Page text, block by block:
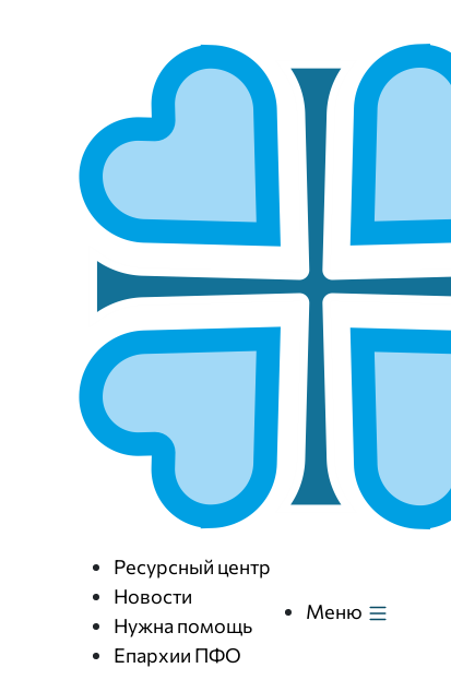
Ресурсный центр
Новости
Нужна помощь
Епархии ПФО
Меню